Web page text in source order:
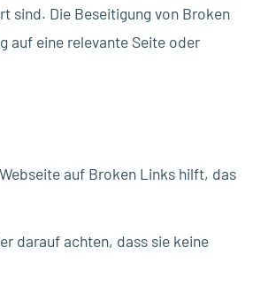
sind. Die Beseitigung von Broken
auf eine relevante Seite oder
auf Broken Links hilft, das
darauf achten, dass sie keine